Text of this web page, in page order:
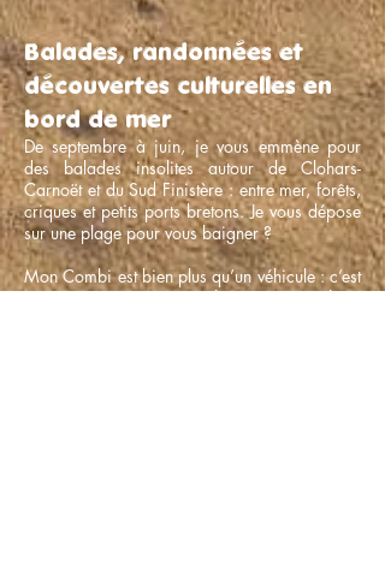
Balades, randonnées et
découvertes culturelles en
bord de mer
De septembre à juin, je vous emmène pour
des balades insolites autour de Clohars-
Carnoët et du Sud Finistère : entre mer, forêts,
criques et petits ports bretons. Je vous dépose
sur une plage pour vous baigner ?
Mon Combi est bien plus qu’un véhicule : c’est
une invitation au voyage lent, une parenthèse